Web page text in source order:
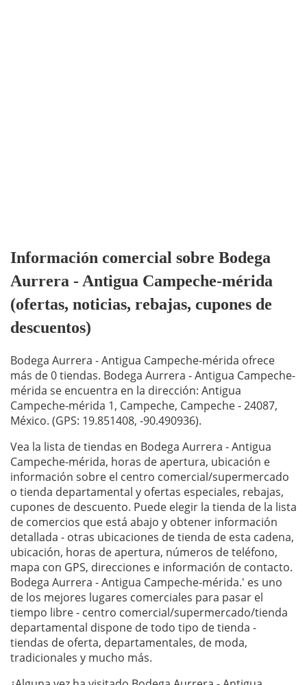
Información comercial sobre Bodega
Aurrera - Antigua Campeche-mérida
(ofertas, noticias, rebajas, cupones de
descuentos)
Bodega Aurrera - Antigua Campeche-mérida ofrece
más de 0 tiendas. Bodega Aurrera - Antigua Campeche-
mérida se encuentra en la dirección: Antigua
Campeche-mérida 1, Campeche, Campeche - 24087,
México. (GPS: 19.851408, -90.490936).
Vea la lista de tiendas en Bodega Aurrera - Antigua
Campeche-mérida, horas de apertura, ubicación e
información sobre el centro comercial/supermercado
o tienda departamental y ofertas especiales, rebajas,
cupones de descuento. Puede elegir la tienda de la lista
de comercios que está abajo y obtener información
detallada - otras ubicaciones de tienda de esta cadena,
ubicación, horas de apertura, números de teléfono,
mapa con GPS, direcciones e información de contacto.
Bodega Aurrera - Antigua Campeche-mérida.' es uno
de los mejores lugares comerciales para pasar el
tiempo libre - centro comercial/supermercado/tienda
departamental dispone de todo tipo de tienda -
tiendas de oferta, departamentales, de moda,
tradicionales y mucho más.